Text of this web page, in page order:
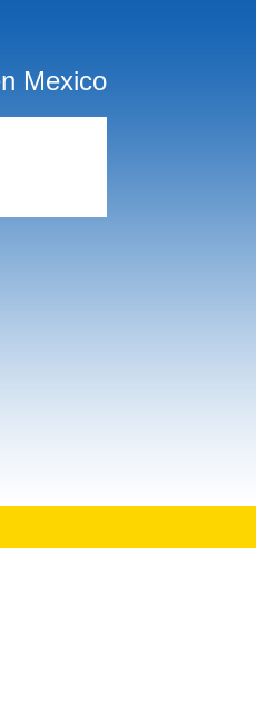
Mexico